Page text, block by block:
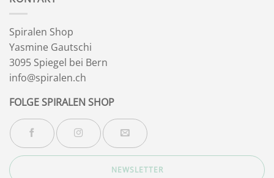
Spiralen Shop
Yasmine Gautschi
3095 Spiegel bei Bern
info@spiralen.ch
FOLGE SPIRALEN SHOP
NEWSLETTER